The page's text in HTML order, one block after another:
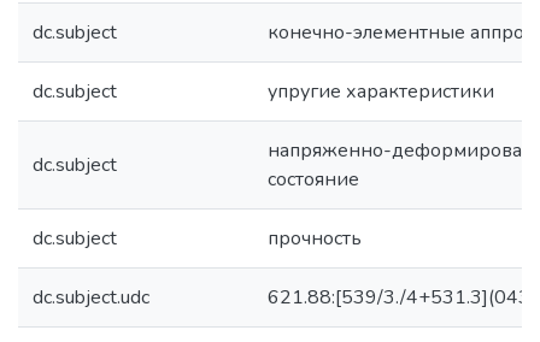
dc.subject конечно-элементные
dc.subject упругие характеристики
dc.subject
напряженно-
состояние
dc.subject прочность
dc.subject.udc 621.88:[539/3./